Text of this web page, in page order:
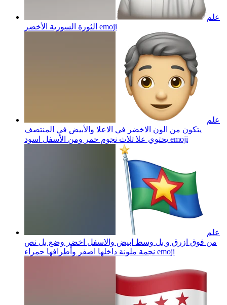
علم
الثورة السورية الأخضر emoji
علم
يتكون من الون الاخضر في الاعلا والأبيض في المنتصف
يحتوي علا ثلاث نجوم حمر ومن الأسفل اسود emoji
علم
من فوق ازرق و بل وسط ابيض والاسفل اخضر وضع بل نص
نجمة ملونة داخلها اصفر وأطرافها حمراء emoji